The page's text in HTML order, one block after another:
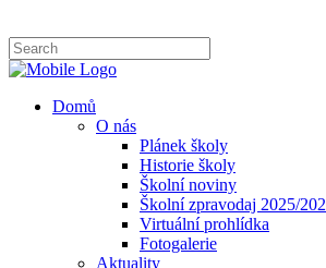
Domů
O nás
Plánek školy
Historie školy
Školní noviny
Školní zpravodaj 2025/
Virtuální prohlídka
Fotogalerie
Aktuality